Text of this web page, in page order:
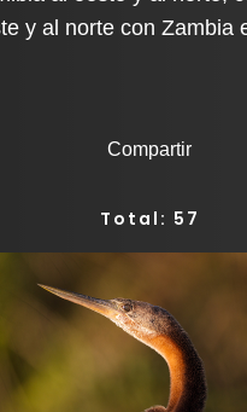
y al norte con Zambia
Compartir
Total: 57